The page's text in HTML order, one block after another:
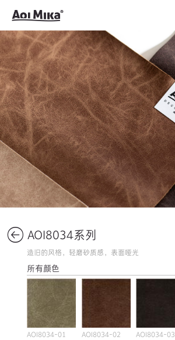
AOI8034系列
造旧的风格，轻磨砂质感，表面哑光
所有颜色
AOI8034-01 AOI8034-02 AOI8034-03